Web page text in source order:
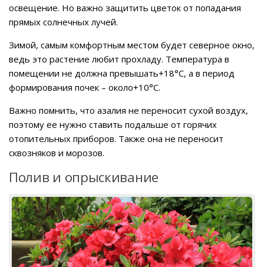
освещение. Но важно защитить цветок от попадания
прямых солнечных лучей.
Зимой, самым комфортным местом будет северное окно,
ведь это растение любит прохладу. Температура в
помещении не должна превышать+18°C, а в период
формирования почек – около+10°C.
Важно помнить, что азалия не переносит сухой воздух,
поэтому ее нужно ставить подальше от горячих
отопительных приборов. Также она не переносит
сквозняков и морозов.
Полив и опрыскивание